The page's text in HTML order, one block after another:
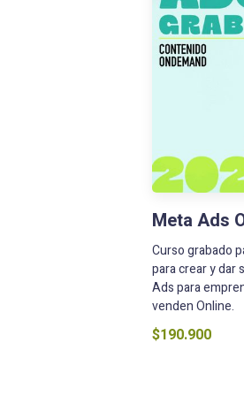
Meta Ads
Curso grabado
para crear y dar
Ads para
venden Online.
$190.900